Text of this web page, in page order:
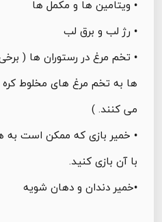
• ویتامین ها و مکمل ها
• رژ لب و برق لب
• تخم مرغ در رستوران ها (
ها به تخم مرغ های مخلوط
می کنند. )
• خمیر بازی که ممکن است به
با آن بازی کنید.
•خمیر دندان و دهان شویه